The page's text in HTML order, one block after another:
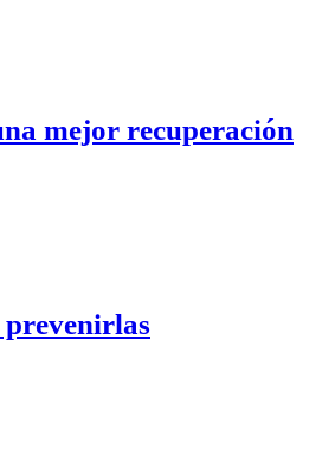
mejor recuperación
prevenirlas